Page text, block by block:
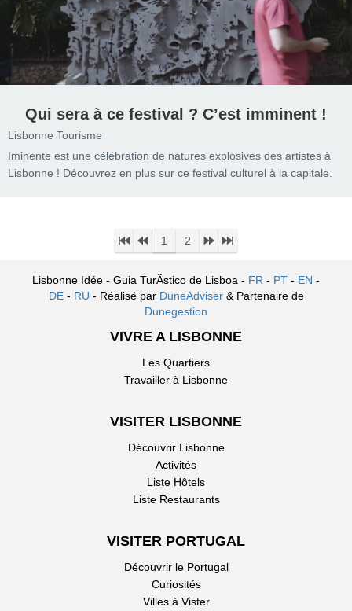
Qui sera à ce festival ? C’est imminent !
Lisbonne Tourisme
Iminente est une célébration de natures explosives des artistes à
Lisbonne ! Découvrez en plus sur ce festival culturel à la capitale.
1 2
Lisbonne Idée - Guia TurÃ­stico de Lisboa - FR - PT - EN -
DE- RU - Réalisé par DuneAdviser & Partenaire de
Dunegestion
VIVRE A LISBONNE
Les Quartiers
Travailler à Lisbonne
VISITER LISBONNE
Découvrir Lisbonne
Activités
Liste Hôtels
Liste Restaurants
VISITER PORTUGAL
Découvrir le Portugal
Curiosités
Villes à Vister